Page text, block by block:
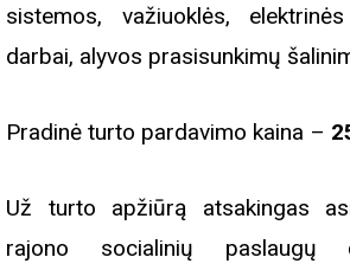
sistemos, važiuoklės,
darbai, alyvos prasisunkimų
Pradinė turto pardavimo kaina –
Už turto apžiūrą atsakingas
rajono socialinių paslaugų